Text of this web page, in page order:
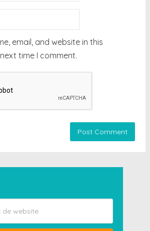
email, and website in this
time I comment.